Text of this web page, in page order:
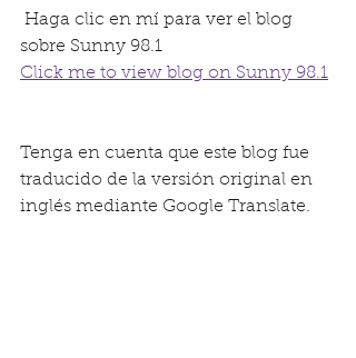
sobre Sunny 98.1
Click me to view blog on Sunny 98.1
Tenga en cuenta que este blog fue
traducido de la versión original en
inglés mediante Google Translate.